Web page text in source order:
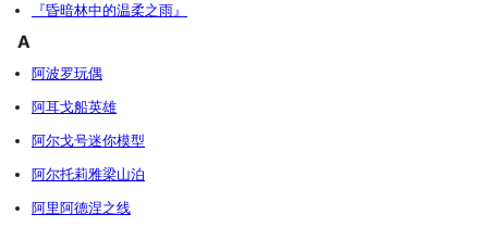
『昏暗林中的温柔之雨』
A
阿波罗玩偶
阿耳戈船英雄
阿尔戈号迷你模型
阿尔托莉雅梁山泊
阿里阿德涅之线